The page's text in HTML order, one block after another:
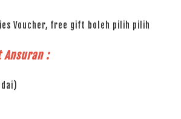
Voucher, free gift boleh pilih pilih
Ansuran :